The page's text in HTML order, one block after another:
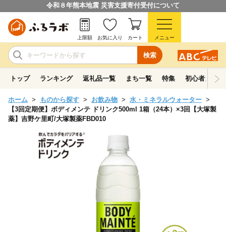
令和８年熊本地震 災害支援寄付受付について
検索
上限額 お気に入り カート メニュー
トップ ランキング 返礼品一覧 まち一覧 特集 初心者ガイド
ホーム ものから探す お飲み物
水・ミネラルウォーター
【3回定期便】ボディメンテ ドリンク500ml 1箱（24本）×3回【大塚製
薬】吉野ケ里町/大塚製薬FBD010